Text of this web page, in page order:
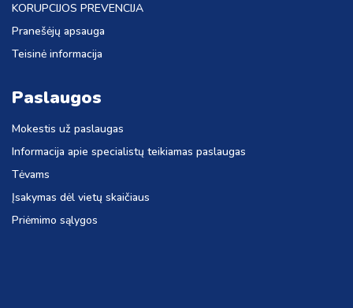
KORUPCIJOS PREVENCIJA
Pranešėjų apsauga
Teisinė informacija
Paslaugos
Mokestis už paslaugas
Informacija apie specialistų teikiamas paslaugas
Tėvams
Įsakymas dėl vietų skaičiaus
Priėmimo sąlygos